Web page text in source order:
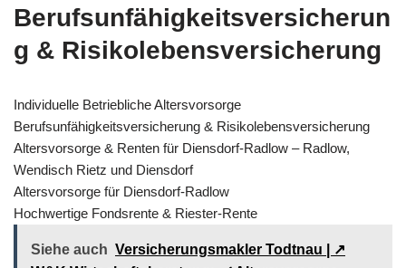
Berufsunfähigkeitsversicherun
g & Risikolebensversicherung
Individuelle Betriebliche Altersvorsorge
Berufsunfähigkeitsversicherung & Risikolebensversicherung
Altersvorsorge & Renten für Diensdorf-Radlow – Radlow,
Wendisch Rietz und Diensdorf
Altersvorsorge für Diensdorf-Radlow
Hochwertige Fondsrente & Riester-Rente
Siehe auch Versicherungsmakler Todtnau | ↗️